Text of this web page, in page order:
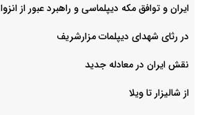
ایران و توافق مکه دیپلماسی و راهبرد عبور از انزوا
در رثای شهدای دیپلمات مزارشریف
نقش ایران در معادله جدید
از شالیزار تا ویلا